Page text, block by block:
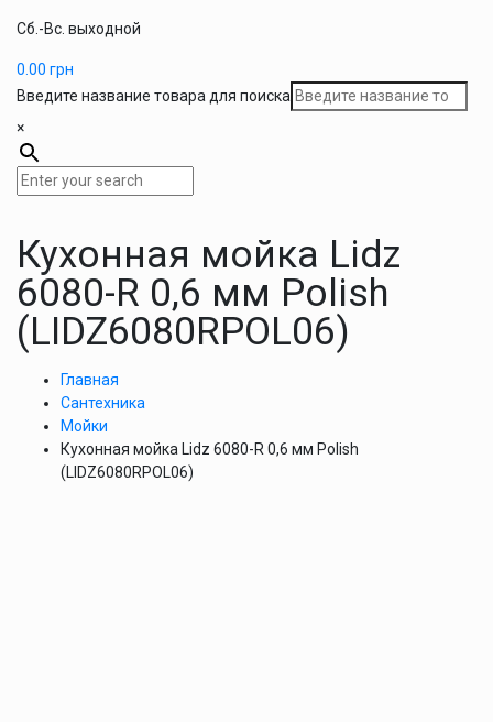
Сб.-Вс. выходной
0.00 грн
Введите название товара для поиска
×
Кухонная мойка Lidz
6080-R 0,6 мм Polish
(LIDZ6080RPOL06)
Главная
Сантехника
Мойки
Кухонная мойка Lidz 6080-R 0,6 мм Polish
(LIDZ6080RPOL06)